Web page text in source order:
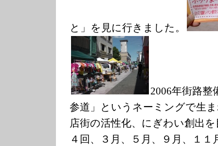
と」を見に行きました。
2006年街路整
参道」というネーミングで生
店街の活性化、にぎわい創出
４回、３月、５月、９月、１